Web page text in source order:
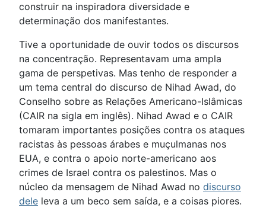
construir na inspiradora diversidade e
determinação dos manifestantes.
Tive a oportunidade de ouvir todos os discursos
na concentração. Representavam uma ampla
gama de perspetivas. Mas tenho de responder a
um tema central do discurso de Nihad Awad, do
Conselho sobre as Relações Americano-Islâmicas
(CAIR na sigla em inglês). Nihad Awad e o CAIR
tomaram importantes posições contra os ataques
racistas às pessoas árabes e muçulmanas nos
EUA, e contra o apoio norte-americano aos
crimes de Israel contra os palestinos. Mas o
núcleo da mensagem de Nihad Awad no discurso
dele leva a um beco sem saída, e a coisas piores.